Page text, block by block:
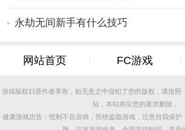
永劫无间新手有什么技巧
网站首页 FC游戏
游戏版权归原作者享有，如无意之中侵犯了您的版权，请按照
知，本站将应您的要求删除，
健康游戏忠告：抵制不良游戏，拒绝盗版游戏，注意自我保护